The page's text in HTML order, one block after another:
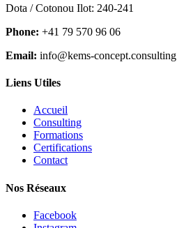
Dota / Cotonou Ilot: 240-241
Phone: +41 79 570 96 06
Email: info@kems-concept.consulting
Liens Utiles
Accueil
Consulting
Formations
Certifications
Contact
Nos Réseaux
Facebook